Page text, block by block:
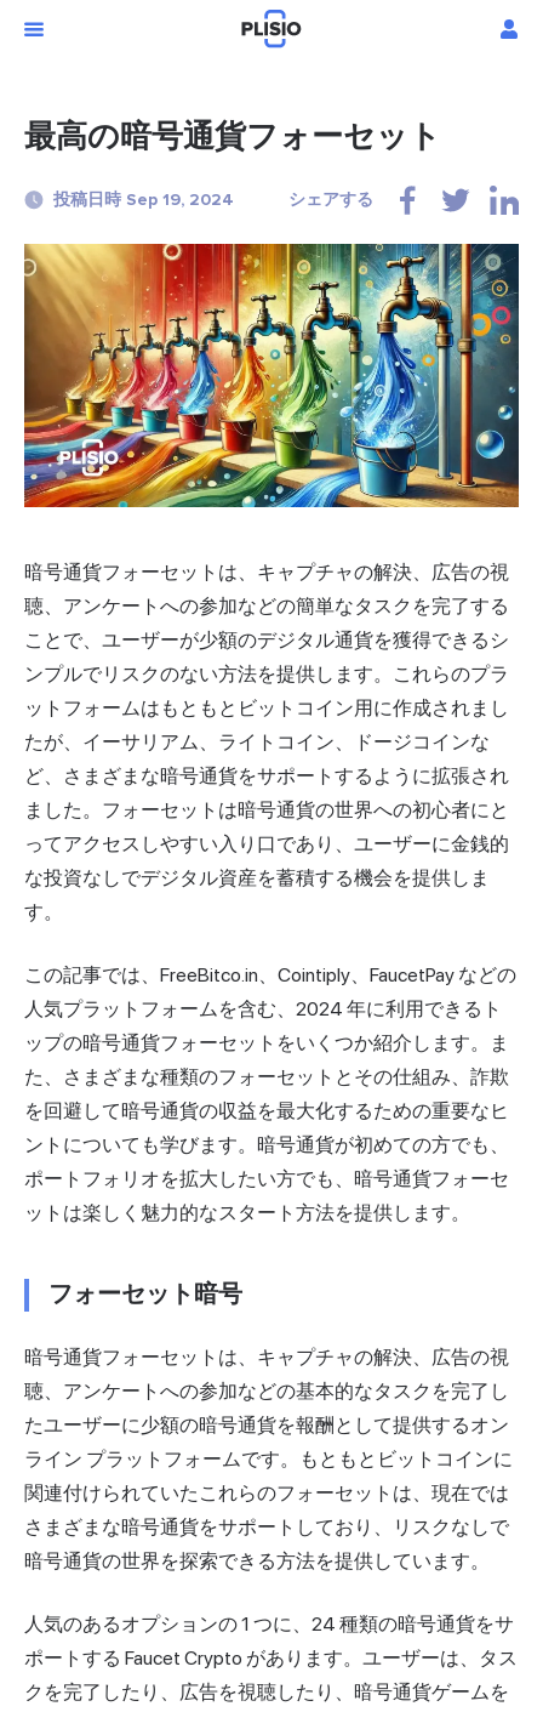
最高の暗号通貨フォーセット
投稿日時 Sep 19, 2024 シェアする
暗号通貨フォーセットは、キャプチャの解決、広告の視
聴、アンケートへの参加などの簡単なタスクを完了する
ことで、ユーザーが少額のデジタル通貨を獲得できるシ
ンプルでリスクのない方法を提供します。これらのプラ
ットフォームはもともとビットコイン用に作成されまし
たが、イーサリアム、ライトコイン、ドージコインな
ど、さまざまな暗号通貨をサポートするように拡張され
ました。フォーセットは暗号通貨の世界への初心者にと
ってアクセスしやすい入り口であり、ユーザーに金銭的
な投資なしでデジタル資産を蓄積する機会を提供しま
す。
この記事では、FreeBitco.in、Cointiply、FaucetPay などの
人気プラットフォームを含む、2024 年に利用できるト
ップの暗号通貨フォーセットをいくつか紹介します。ま
た、さまざまな種類のフォーセットとその仕組み、詐欺
を回避して暗号通貨の収益を最大化するための重要なヒ
ントについても学びます。暗号通貨が初めての方でも、
ポートフォリオを拡大したい方でも、暗号通貨フォーセ
ットは楽しく魅力的なスタート方法を提供します。
フォーセット暗号
暗号通貨フォーセットは、キャプチャの解決、広告の視
聴、アンケートへの参加などの基本的なタスクを完了し
たユーザーに少額の暗号通貨を報酬として提供するオン
ライン プラットフォームです。もともとビットコインに
関連付けられていたこれらのフォーセットは、現在では
さまざまな暗号通貨をサポートしており、リスクなしで
暗号通貨の世界を探索できる方法を提供しています。
人気のあるオプションの 1 つに、24 種類の暗号通貨をサ
ポートする Faucet Crypto があります。ユーザーは、タス
クを完了したり、広告を視聴したり、暗号通貨ゲームを